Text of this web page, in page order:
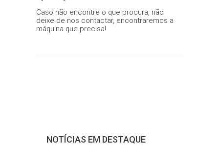
Caso não encontre o que procura, não
deixe de nos contactar, encontraremos a
máquina que precisa!
NOTÍCIAS EM DESTAQUE